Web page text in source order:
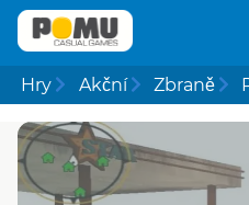
Hry Akční Zbraně